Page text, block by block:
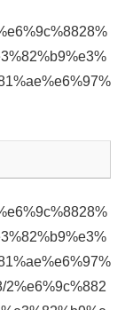
2%e6%9c%882